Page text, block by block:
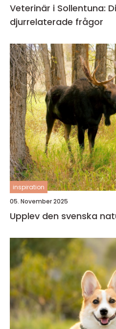
Veterinär i Sollentuna:
djurrelaterade frågor
inspiration
05. November 2025
Upplev den svenska